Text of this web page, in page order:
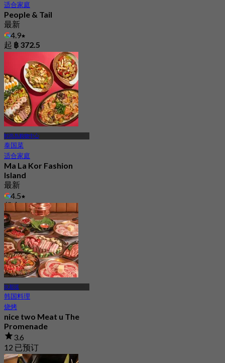
适合家庭
People & Tail
最新
4.9
起 ฿ 372.5
时尚岛购物中心
泰国菜
适合家庭
Ma La Kor Fashion
Island
最新
4.5
起฿ 399
坎那瑶
韩国料理
烧烤
nice two Meat u The
Promenade
3.6
12 已预订
起฿ 845